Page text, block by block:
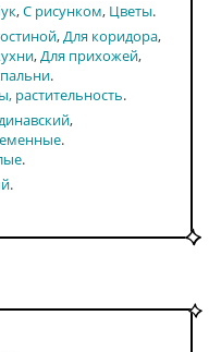
С рисунком Цветы
Для коридора
Для прихожей
растительность